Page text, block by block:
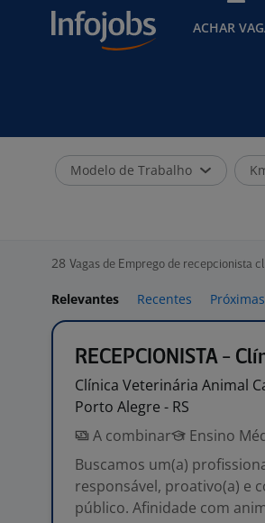
ACHAR
Modelo de Trabalho
28 Vagas de Emprego de recepcionista
Relevantes Recentes Próximas
RECEPCIONISTA -
Clínica Veterinária Animal
Porto Alegre - RS
A combinar
Ensino
Buscamos um(a)
responsável, proativo(a) e
público. Afinidade com